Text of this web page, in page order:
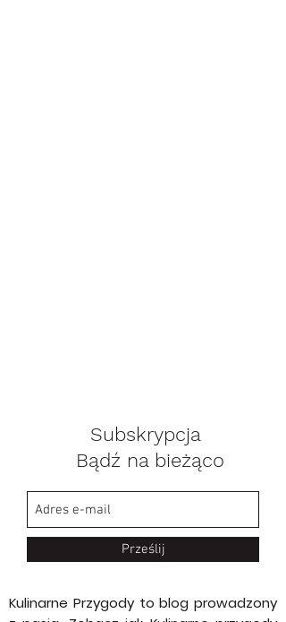
Subskrypcja
Bądź na bieżąco